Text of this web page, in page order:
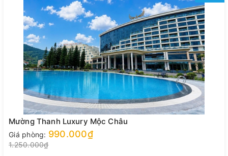
Mường Thanh Luxury Mộc Châu
Giá phòng: 990.000₫
1.250.000₫